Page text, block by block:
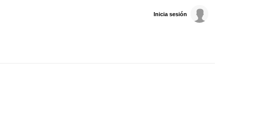
Inicia sesión